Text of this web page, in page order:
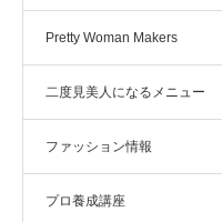
Pretty Woman Makers
二度見美人になるメニュー
ファッション情報
プロ養成講座